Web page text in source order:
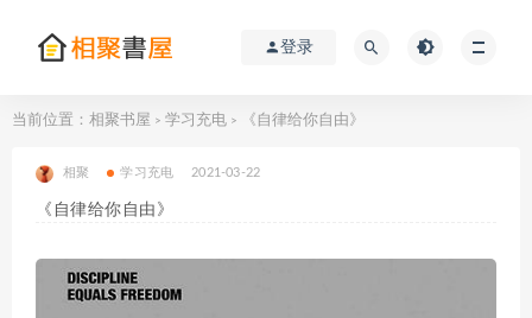
登录
当前位置： 相聚书屋 > 学习充电 > 《自律给你自由》
相聚 学习充电 2021-03-22
《自律给你自由》